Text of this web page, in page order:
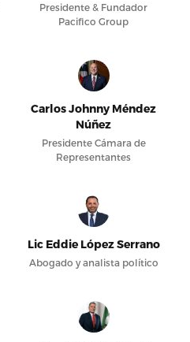
Presidente & Fundador
Pacifico Group
Carlos Johnny Méndez
Núñez
Presidente Cámara de
Representantes
Lic Eddie López Serrano
Abogado y analista político